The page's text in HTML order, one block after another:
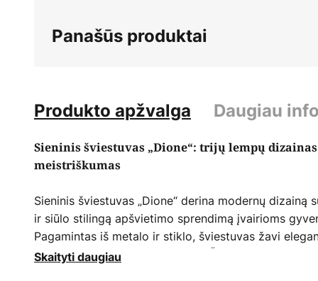
Panašūs produktai
Produkto apžvalga Daugiau
Sieninis šviestuvas „Dione“: trijų lempų
meistriškumas
Sieninis šviestuvas „Dione“ derina modernų
ir siūlo stilingą apšvietimo sprendimą įvairioms
Pagamintas iš metalo ir stiklo, šviestuvas žavi
aukso spalvos elementų deriniu. Ši harmoninga
Skaityti daugiau